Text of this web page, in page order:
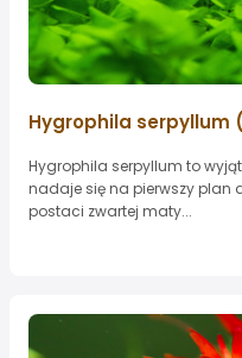
Hygrophila serpyllum
Hygrophila serpyllum to
nadaje się na pierwszy plan
postaci zwartej maty...